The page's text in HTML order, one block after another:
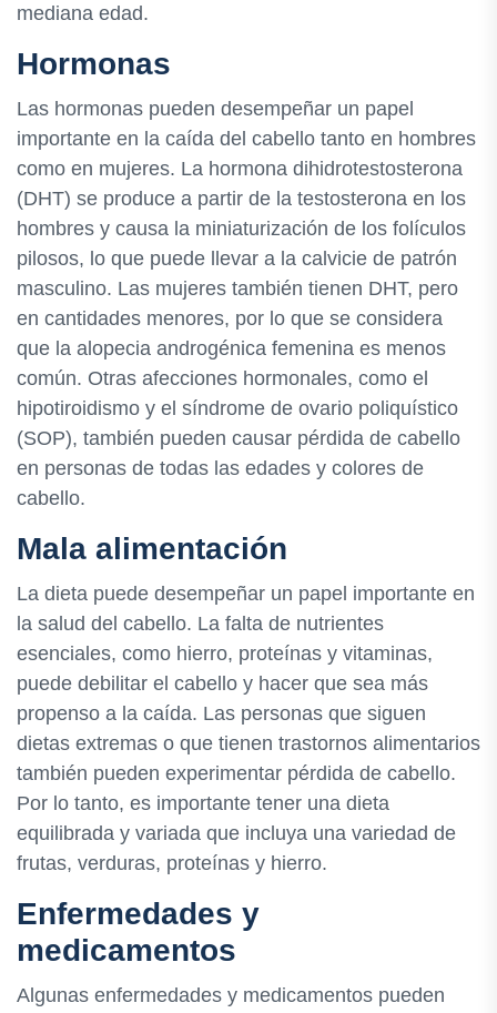
mediana edad.
Hormonas
Las hormonas pueden desempeñar un papel
importante en la caída del cabello tanto en hombres
como en mujeres. La hormona dihidrotestosterona
(DHT) se produce a partir de la testosterona en los
hombres y causa la miniaturización de los folículos
pilosos, lo que puede llevar a la calvicie de patrón
masculino. Las mujeres también tienen DHT, pero
en cantidades menores, por lo que se considera
que la alopecia androgénica femenina es menos
común. Otras afecciones hormonales, como el
hipotiroidismo y el síndrome de ovario poliquístico
(SOP), también pueden causar pérdida de cabello
en personas de todas las edades y colores de
cabello.
Mala alimentación
La dieta puede desempeñar un papel importante en
la salud del cabello. La falta de nutrientes
esenciales, como hierro, proteínas y vitaminas,
puede debilitar el cabello y hacer que sea más
propenso a la caída. Las personas que siguen
dietas extremas o que tienen trastornos alimentarios
también pueden experimentar pérdida de cabello.
Por lo tanto, es importante tener una dieta
equilibrada y variada que incluya una variedad de
frutas, verduras, proteínas y hierro.
Enfermedades y
medicamentos
Algunas enfermedades y medicamentos pueden